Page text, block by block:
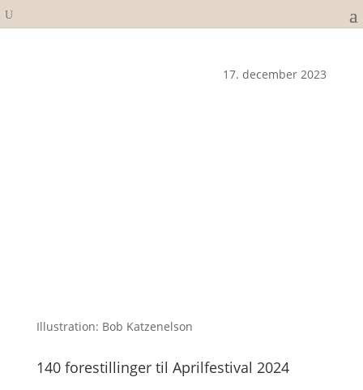
17. december 2023
Illustration: Bob Katzenelson
140 forestillinger til Aprilfestival 2024